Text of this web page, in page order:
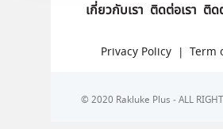
เกี่ยวกับเรา ติดต่อเรา ติด
Privacy Policy | Term
© 2020 Rakluke Plus - ALL